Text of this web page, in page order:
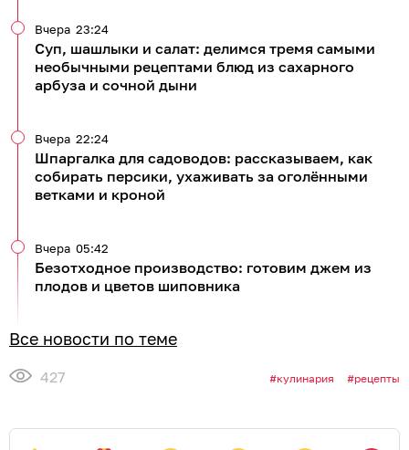
Суп, шашлыки и салат: делимся тремя самыми
необычными рецептами блюд из сахарного
арбуза и сочной дыни
Вчера 23:24
Шпаргалка для садоводов: рассказываем, как
собирать персики, ухаживать за оголёнными
ветками и кроной
Вчера 22:24
Безотходное производство: готовим джем из
плодов и цветов шиповника
Вчера 05:42
Все новости по теме
427 кулинария рецепты